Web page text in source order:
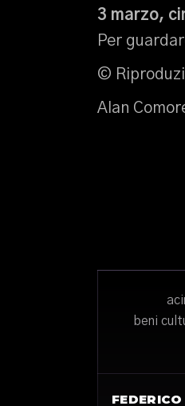
3 marzo,
Per
©
Alan
beni